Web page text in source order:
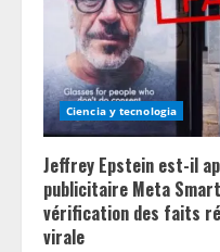
Ciencia y tecnologia
Jeffrey Epstein est-il
publicitaire Meta
vérification des faits
virale